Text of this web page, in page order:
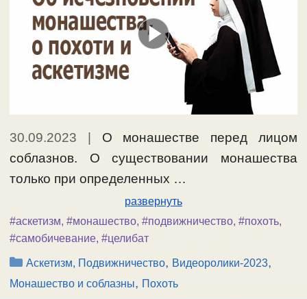
30.09.2023 | О монашестве перед лицом
соблазнов. О существовании монашества
только при определенных …
развернуть
#аскетизм, #монашество, #подвижничество, #похоть,
#самобичевание, #целибат
Рубрики
Аскетизм, Подвижничество, Видеоролики-2023,
Монашество и соблазны, Похоть